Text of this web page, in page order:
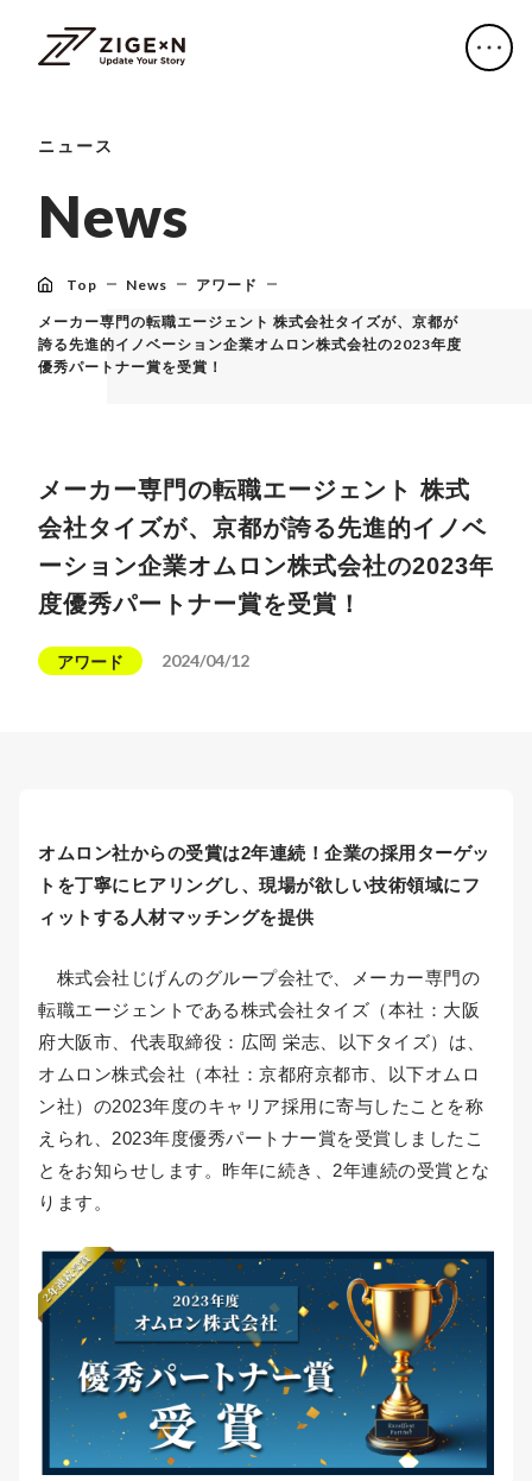
ニュース
News
Top News アワード
メーカー専門の転職エージェント 株式会社タイズが、京都が
誇る先進的イノベーション企業オムロン株式会社の2023年度
優秀パートナー賞を受賞！
メーカー専門の転職エージェント 株式
会社タイズが、京都が誇る先進的イノベ
ーション企業オムロン株式会社の2023年
度優秀パートナー賞を受賞！
アワード 2024/04/12
オムロン社からの受賞は2年連続！企業の採用ターゲッ
トを丁寧にヒアリングし、現場が欲しい技術領域にフ
ィットする人材マッチングを提供
株式会社じげんのグループ会社で、メーカー専門の
転職エージェントである株式会社タイズ（本社：大阪
府大阪市、代表取締役：広岡 栄志、以下タイズ）は、
オムロン株式会社（本社：京都府京都市、以下オムロ
ン社）の2023年度のキャリア採用に寄与したことを称
えられ、2023年度優秀パートナー賞を受賞しましたこ
とをお知らせします。昨年に続き、2年連続の受賞とな
ります。